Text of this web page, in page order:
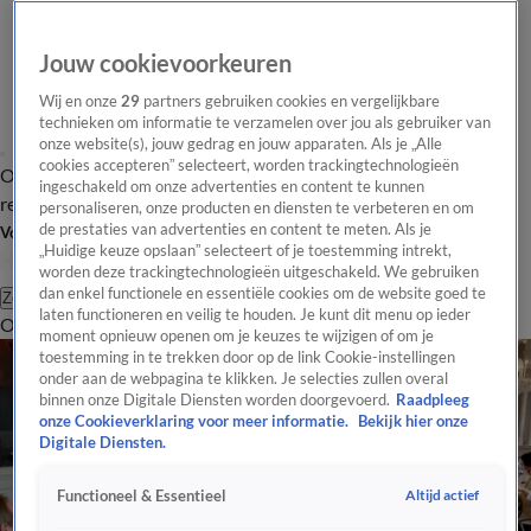
Overzicht Laatste nieuws Regionieuws Het beste van Hart
Tip de
redactie
Volg Hart van Nederland
Zoeken
OverzichtRegioUitzendingenWeerTip de redactiePanelVideo's
Jouw cookievoorkeuren
Wij en onze29 partners gebruiken cookies en vergelijkbare
technieken om informatie te verzamelen over jou als gebruiker van
onze website(s), jouw gedrag en jouw apparaten. Als je „Alle
cookies accepteren” selecteert, worden trackingtechnologieën
ingeschakeld om onze advertenties en content te kunnen
personaliseren, onze producten en diensten te verbeteren en om
de prestaties van advertenties en content te meten. Als je
„Huidige keuze opslaan” selecteert of je toestemming intrekt,
worden deze trackingtechnologieën uitgeschakeld. We gebruiken
dan enkel functionele en essentiële cookies om de website goed te
laten functioneren en veilig te houden. Je kunt dit menu op ieder
moment opnieuw openen om je keuzes te wijzigen of om je
toestemming in te trekken door op de link Cookie-instellingen
onder aan de webpagina te klikken. Je selecties zullen overal
binnen onze Digitale Diensten worden doorgevoerd. Raadpleeg
onze Cookieverklaring voor meer informatie.
Bekijk hier onze
Digitale Diensten.
Functioneel & Essentieel Altijd actief